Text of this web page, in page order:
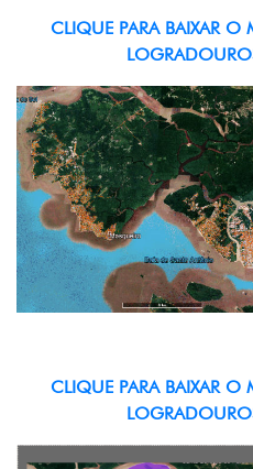
CLIQUE PARA BAIXAR O
CLIQUE PARA BAIXAR O